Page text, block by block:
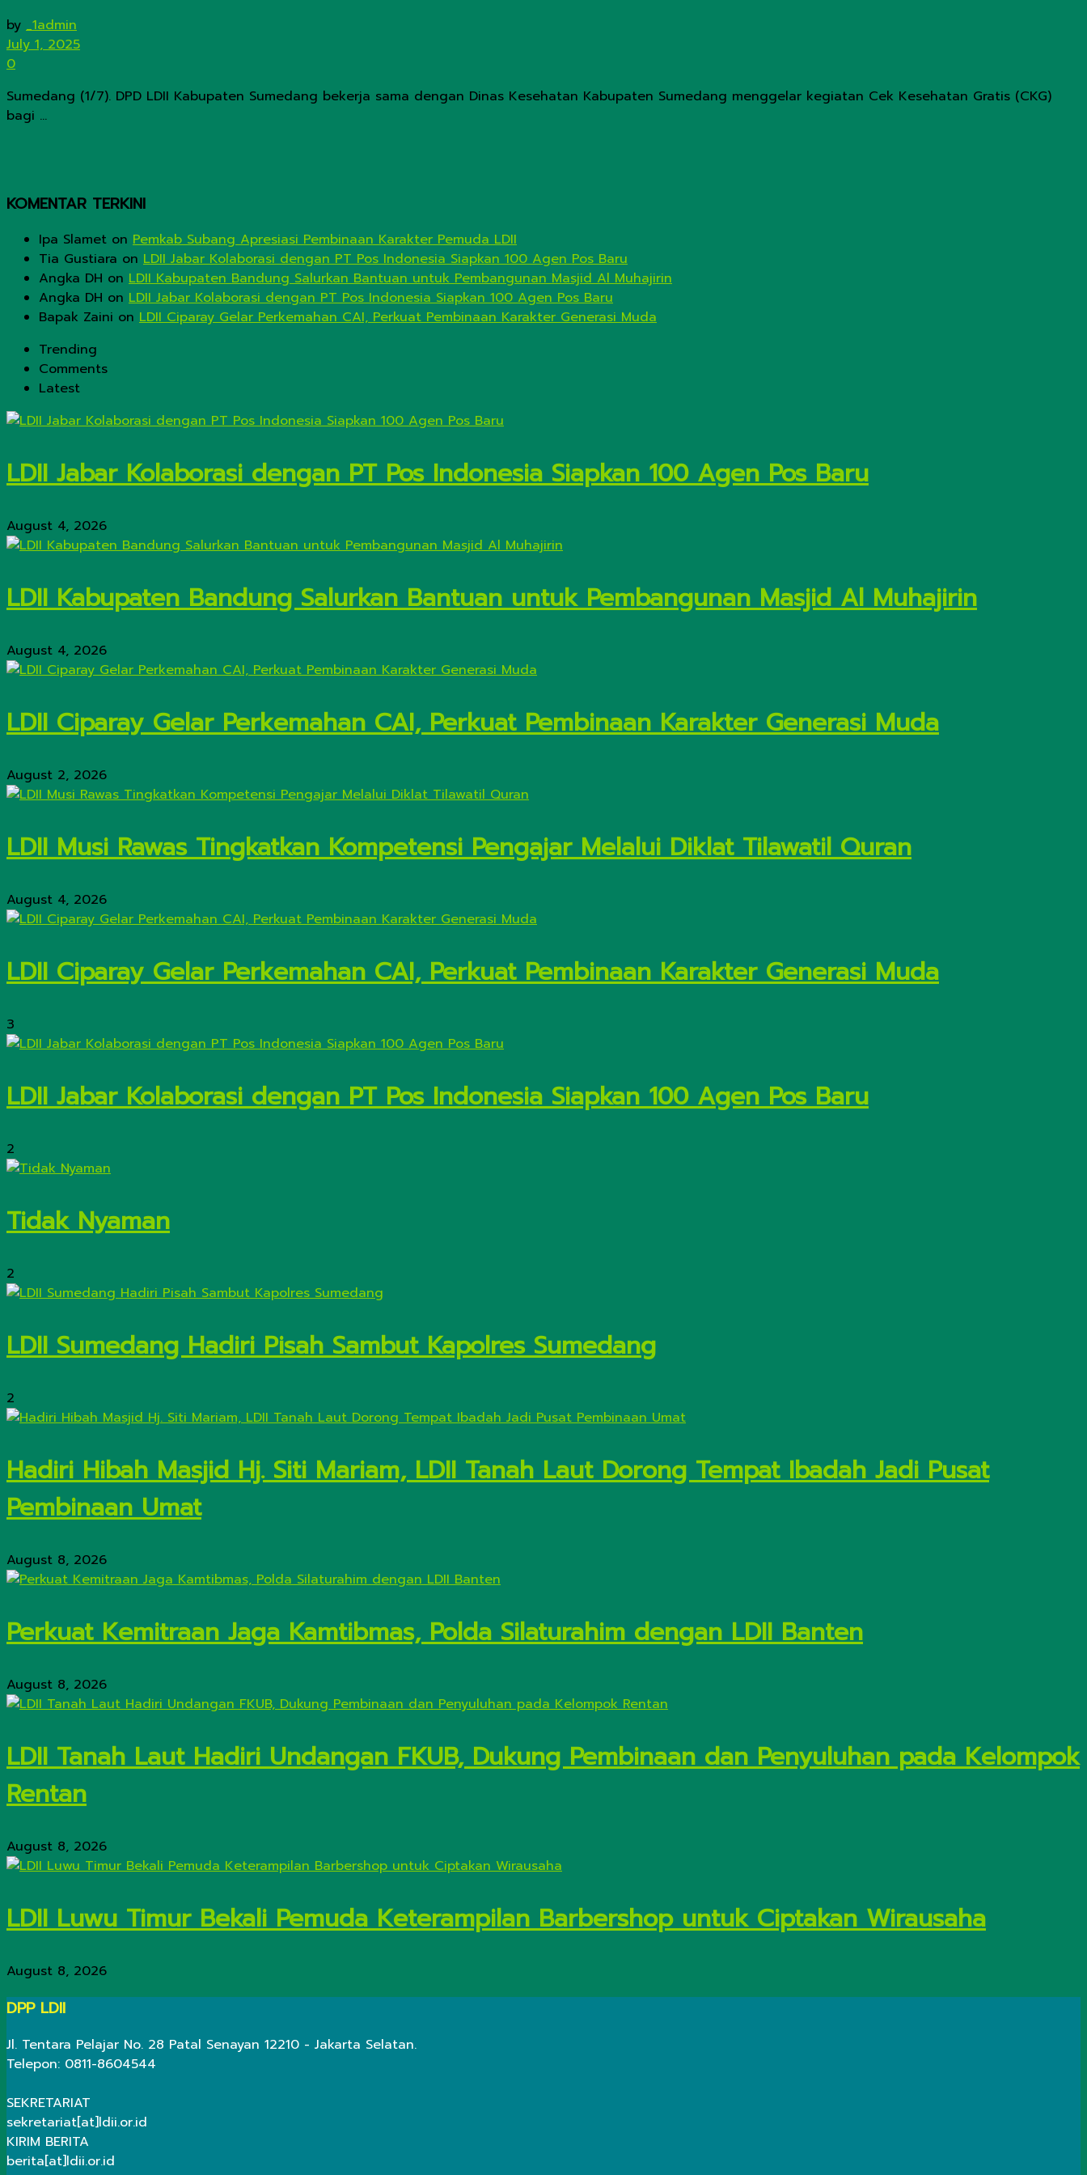
by _1admin
July 1, 2025
0
Sumedang (1/7). DPD LDII Kabupaten Sumedang bekerja sama dengan Dinas Kesehatan Kabupaten Sumedang menggelar kegiatan Cek Kesehatan Gratis (CKG)
bagi ...
KOMENTAR TERKINI
Ipa Slamet on Pemkab Subang Apresiasi Pembinaan Karakter Pemuda LDII
Tia Gustiara on LDII Jabar Kolaborasi dengan PT Pos Indonesia Siapkan 100 Agen Pos Baru
Angka DH on LDII Kabupaten Bandung Salurkan Bantuan untuk Pembangunan Masjid Al Muhajirin
Angka DH on LDII Jabar Kolaborasi dengan PT Pos Indonesia Siapkan 100 Agen Pos Baru
Bapak Zaini on LDII Ciparay Gelar Perkemahan CAI, Perkuat Pembinaan Karakter Generasi Muda
Trending
Comments
Latest
LDII Jabar Kolaborasi dengan PT Pos Indonesia Siapkan 100 Agen Pos Baru
August 4, 2026
LDII Kabupaten Bandung Salurkan Bantuan untuk Pembangunan Masjid Al Muhajirin
August 4, 2026
LDII Ciparay Gelar Perkemahan CAI, Perkuat Pembinaan Karakter Generasi Muda
August 2, 2026
LDII Musi Rawas Tingkatkan Kompetensi Pengajar Melalui Diklat Tilawatil Quran
August 4, 2026
LDII Ciparay Gelar Perkemahan CAI, Perkuat Pembinaan Karakter Generasi Muda
3
LDII Jabar Kolaborasi dengan PT Pos Indonesia Siapkan 100 Agen Pos Baru
2
Tidak Nyaman
2
LDII Sumedang Hadiri Pisah Sambut Kapolres Sumedang
2
Hadiri Hibah Masjid Hj. Siti Mariam, LDII Tanah Laut Dorong Tempat Ibadah Jadi Pusat
Pembinaan Umat
August 8, 2026
Perkuat Kemitraan Jaga Kamtibmas, Polda Silaturahim dengan LDII Banten
August 8, 2026
LDII Tanah Laut Hadiri Undangan FKUB, Dukung Pembinaan dan Penyuluhan pada Kelompok
Rentan
August 8, 2026
LDII Luwu Timur Bekali Pemuda Keterampilan Barbershop untuk Ciptakan Wirausaha
August 8, 2026
DPP LDII
Jl. Tentara Pelajar No. 28 Patal Senayan 12210 - Jakarta Selatan.
Telepon: 0811-8604544
SEKRETARIAT
sekretariat[at]ldii.or.id
KIRIM BERITA
berita[at]ldii.or.id